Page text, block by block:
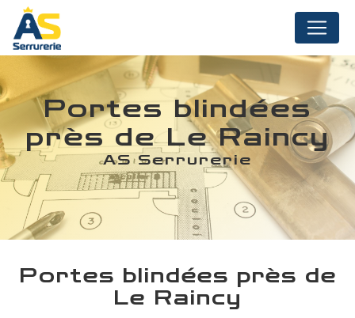
Portes blindées
près de Le Raincy
AS Serrurerie
Portes blindées près de
Le Raincy
Panneau de gestion des cookies